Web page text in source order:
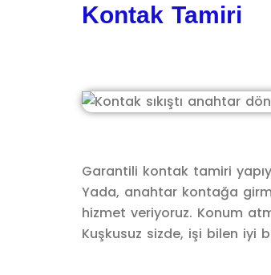
Kontak Tamiri
Garantili kontak tamiri
Yada, anahtar kontağa
hizmet veriyoruz. Konum
Kuşkusuz sizde, işi bilen iyi